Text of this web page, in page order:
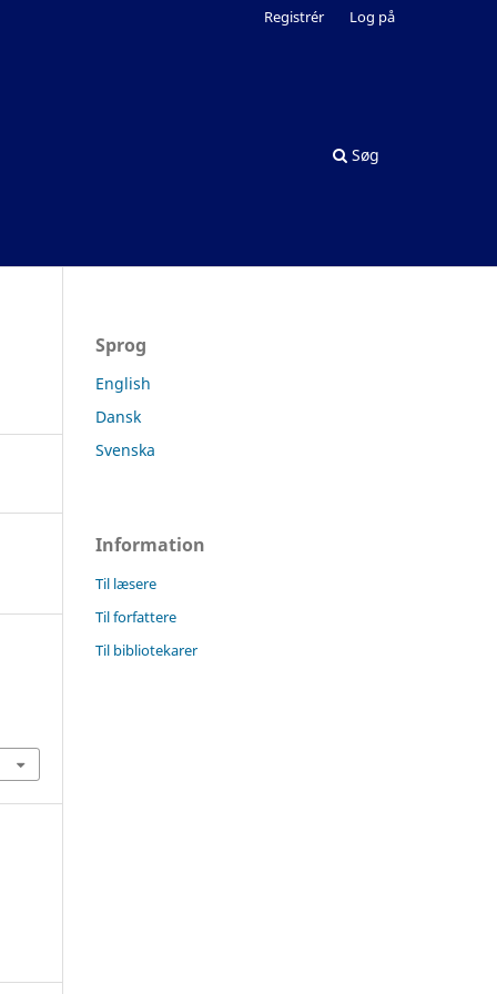
Søg
Registrér Log på
Sprog
English
Dansk
Svenska
Information
Til læsere
Til forfattere
Til bibliotekarer